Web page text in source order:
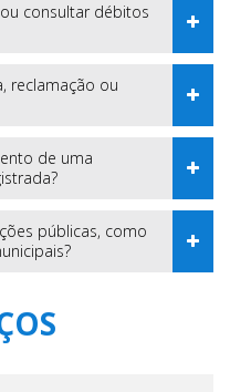
consultar débitos
reclamação ou
de uma
públicas, como